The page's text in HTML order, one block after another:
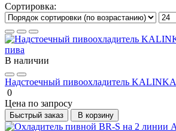
Сортировка:
В наличии
Надстоечный пивоохладитель KALINKA
0
Цена по запросу
Быстрый заказ В корзину